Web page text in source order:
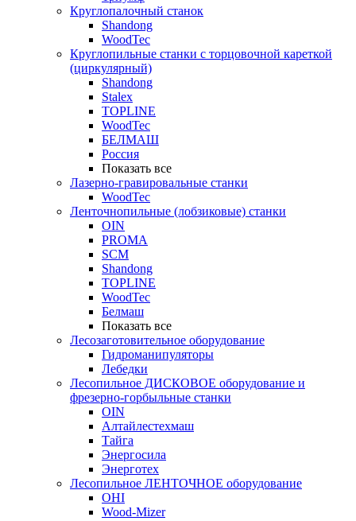
Круглопалочный станок
Shandong
WoodTec
Круглопильные станки с торцовочной кареткой
(циркулярный)
Shandong
Stalex
TOPLINE
WoodTec
БЕЛМАШ
Россия
Показать все
Лазерно-гравировальные станки
WoodTec
Ленточнопильные (лобзиковые) станки
OIN
PROMA
SCM
Shandong
TOPLINE
WoodTec
Белмаш
Показать все
Лесозаготовительное оборудование
Гидроманипуляторы
Лебедки
Лесопильное ДИСКОВОЕ оборудование и
фрезерно-горбыльные станки
OIN
Алтайлестехмаш
Тайга
Энергосила
Энерготех
Лесопильное ЛЕНТОЧНОЕ оборудование
OHI
Wood-Mizer